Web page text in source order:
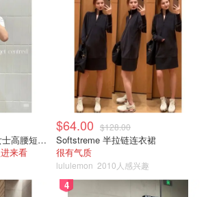
事属实，并表示正在调查为何一个“无
在群里。
lululemon Softstreme 女士高腰短裤 10cm
来看
$64.00 $128.00
Softstreme 半拉链连衣裙
很有气质
lululemon 2010人感兴趣
4